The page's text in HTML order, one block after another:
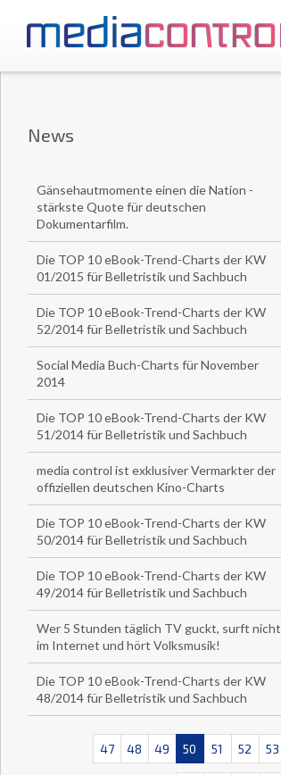
News
Gänsehautmomente einen die Nation -
stärkste Quote für deutschen
Dokumentarfilm.
Die TOP 10 eBook-Trend-Charts der KW
01/2015 für Belletristik und Sachbuch
Die TOP 10 eBook-Trend-Charts der KW
52/2014 für Belletristik und Sachbuch
Social Media Buch-Charts für November
2014
Die TOP 10 eBook-Trend-Charts der KW
51/2014 für Belletristik und Sachbuch
media control ist exklusiver Vermarkter der
offiziellen deutschen Kino-Charts
Die TOP 10 eBook-Trend-Charts der KW
50/2014 für Belletristik und Sachbuch
Die TOP 10 eBook-Trend-Charts der KW
49/2014 für Belletristik und Sachbuch
Wer 5 Stunden täglich TV guckt, surft nicht
im Internet und hört Volksmusik!
Die TOP 10 eBook-Trend-Charts der KW
48/2014 für Belletristik und Sachbuch
47 48 49 50 51 52 53